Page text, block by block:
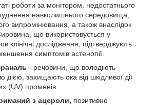
роботи за монітором, недостатнього
навколишнього середовища,
випромінювання, а також внаслідок
що використовується у
клінічні дослідження, підтверджують
симптомів астенопії.
- речовини, що володіють
дією, захищають ока від шкідливої дії
(UV) променів.
з ацероли, позитивно